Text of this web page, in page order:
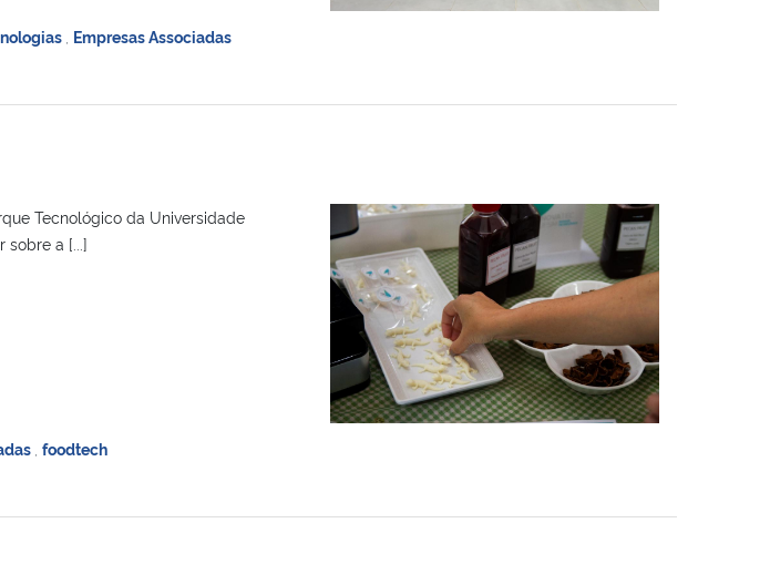
Empresas Associadas
Tecnológico da Universidade
sobre a [...]
foodtech